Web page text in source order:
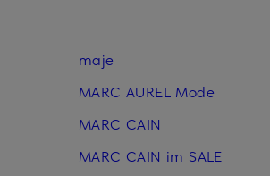
maje
MARC AUREL Mode
MARC CAIN
MARC CAIN im SALE